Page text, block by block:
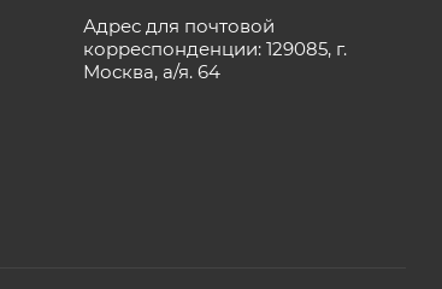
Адрес для почтовой
корреспонденции: 129085, г.
Москва, а/я. 64